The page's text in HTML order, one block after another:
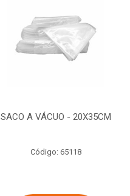
SACO A VÁCUO - 20X35CM
Código: 65118